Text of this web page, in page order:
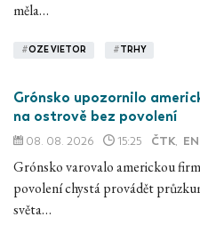
měla…
#OZE VIETOR #TRHY
Grónsko upozornilo
na ostrově bez povolení
08. 08. 2026 15:25 ČTK,
Grónsko varovalo americkou
povolení chystá provádět
světa…